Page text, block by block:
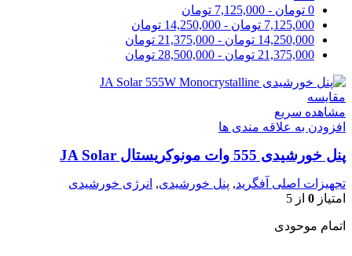
0 تومان -
7,125,000 تومان
7,125,000 تومان -
14,250,000 تومان
14,250,000 تومان -
21,375,000 تومان
21,375,000 تومان -
28,500,000 تومان
مقایسه
مشاهده سریع
افزودن به علاقه مندی ها
پنل خورشیدی 555 وات مونوکریستال JA Solar
تجهیزات اصلی آفگرید, پنل خورشیدی, انرژی خورشیدی
امتیاز 0 از 5
اتمام موحودی